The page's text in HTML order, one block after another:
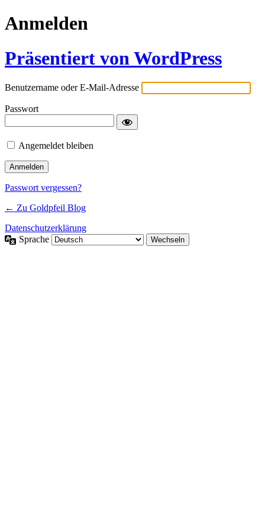
Anmelden
Präsentiert von WordPress
Benutzername oder E-Mail-Adresse
Passwort
Angemeldet bleiben
Passwort vergessen?
← Zu Goldpfeil Blog
Datenschutzerklärung
Sprache